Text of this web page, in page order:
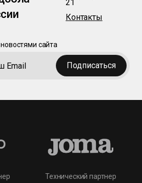
21
Контакты
сайта
Подписаться
Технический партнер